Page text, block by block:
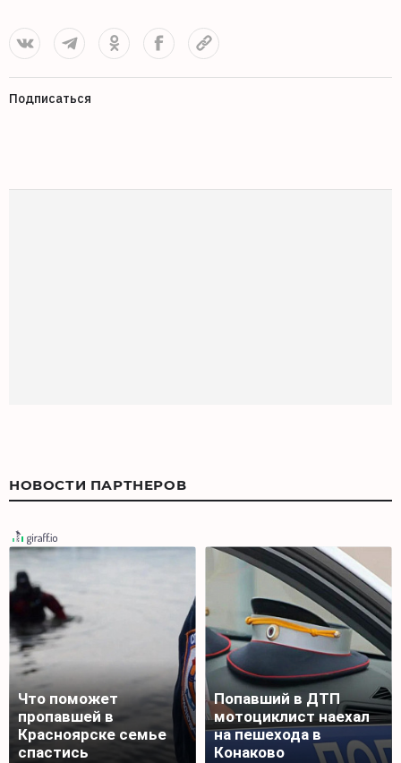
Подписаться
НОВОСТИ ПАРТНЕРОВ
Что поможет
пропавшей в
Красноярске семье
спастись
Попавший в ДТП
мотоциклист наехал
на пешехода в
Конаково